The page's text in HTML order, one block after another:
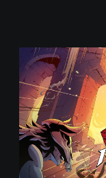
h
e
R
o
g
u
r